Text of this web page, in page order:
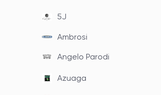
5J
Ambrosi
Angelo Parodi
Azuaga